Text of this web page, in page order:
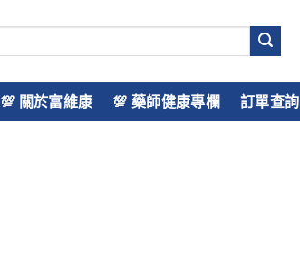
💯 關於富維康 💯 藥師健康專欄 訂單查詢